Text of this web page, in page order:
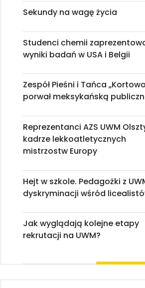
Sekundy na wagę życia
Studenci chemii
wyniki badań w USA i Belgii
Zespół Pieśni i Tańca
porwał meksykańską
Reprezentanci AZS UWM
kadrze lekkoatletycznych
mistrzostw Europy
Hejt w szkole. Pedagożki z
dyskryminacji wśród
Jak wyglądają kolejne etapy
rekrutacji na UWM?